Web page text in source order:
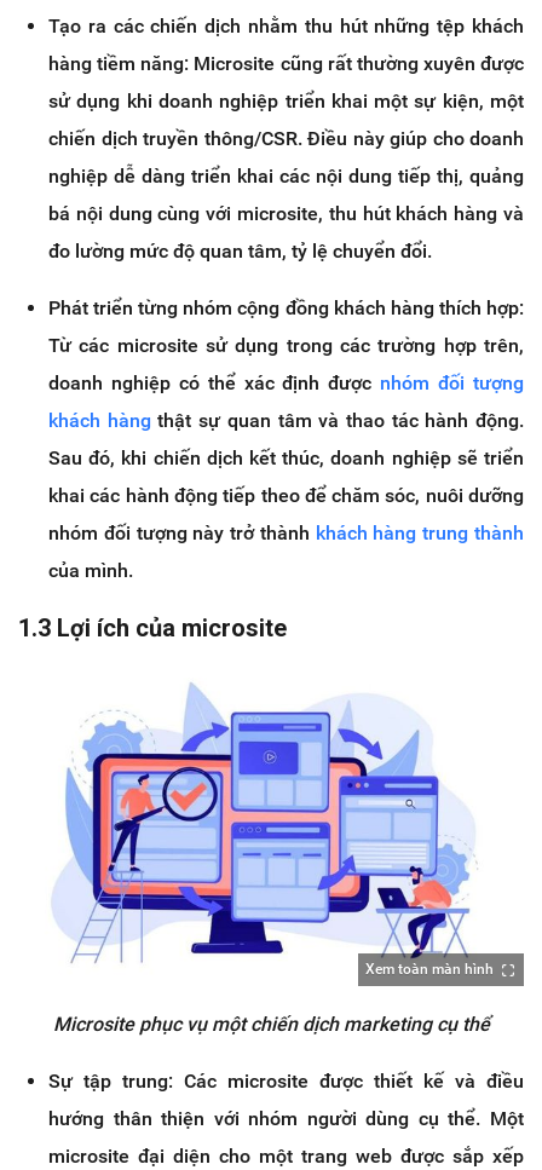
Tạo ra các chiến dịch nhằm thu hút những tệp khách
hàng tiềm năng: Microsite cũng rất thường xuyên được
sử dụng khi doanh nghiệp triển khai một sự kiện, một
chiến dịch truyền thông/CSR. Điều này giúp cho doanh
nghiệp dễ dàng triển khai các nội dung tiếp thị, quảng
bá nội dung cùng với microsite, thu hút khách hàng và
đo lường mức độ quan tâm, tỷ lệ chuyển đổi.
Phát triển từng nhóm cộng đồng khách hàng thích hợp:
Từ các microsite sử dụng trong các trường hợp trên,
doanh nghiệp có thể xác định được nhóm đối tượng
khách hàng thật sự quan tâm và thao tác hành động.
Sau đó, khi chiến dịch kết thúc, doanh nghiệp sẽ triển
khai các hành động tiếp theo để chăm sóc, nuôi dưỡng
nhóm đối tượng này trở thành khách hàng trung thành
của mình.
1.3 Lợi ích của microsite
Xem toàn màn hình
Microsite phục vụ một chiến dịch marketing cụ thể
Sự tập trung: Các microsite được thiết kế và điều
hướng thân thiện với nhóm người dùng cụ thể. Một
microsite đại diện cho một trang web được sắp xếp